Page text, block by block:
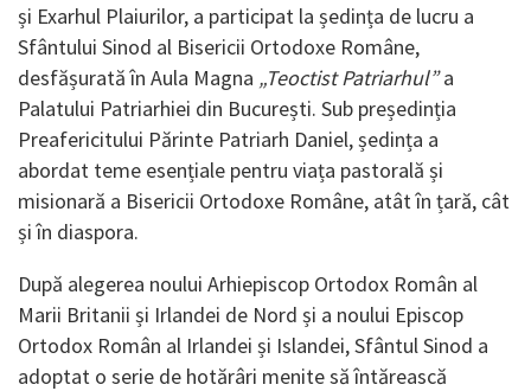
și Exarhul Plaiurilor, a participat la ședința de lucru a
Sfântului Sinod al Bisericii Ortodoxe Române,
desfășurată în Aula Magna „Teoctist Patriarhul”a
Palatului Patriarhiei din București. Sub președinția
Preafericitului Părinte Patriarh Daniel, ședința a
abordat teme esențiale pentru viața pastorală și
misionară a Bisericii Ortodoxe Române, atât în țară, cât
și în diaspora.
După alegerea noului Arhiepiscop Ortodox Român al
Marii Britanii și Irlandei de Nord și a noului Episcop
Ortodox Român al Irlandei și Islandei, Sfântul Sinod a
adoptat o serie de hotărâri menite să întărească